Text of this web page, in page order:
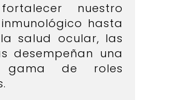
nuestro
hasta
salud ocular, las
desempeñan una
gama de roles